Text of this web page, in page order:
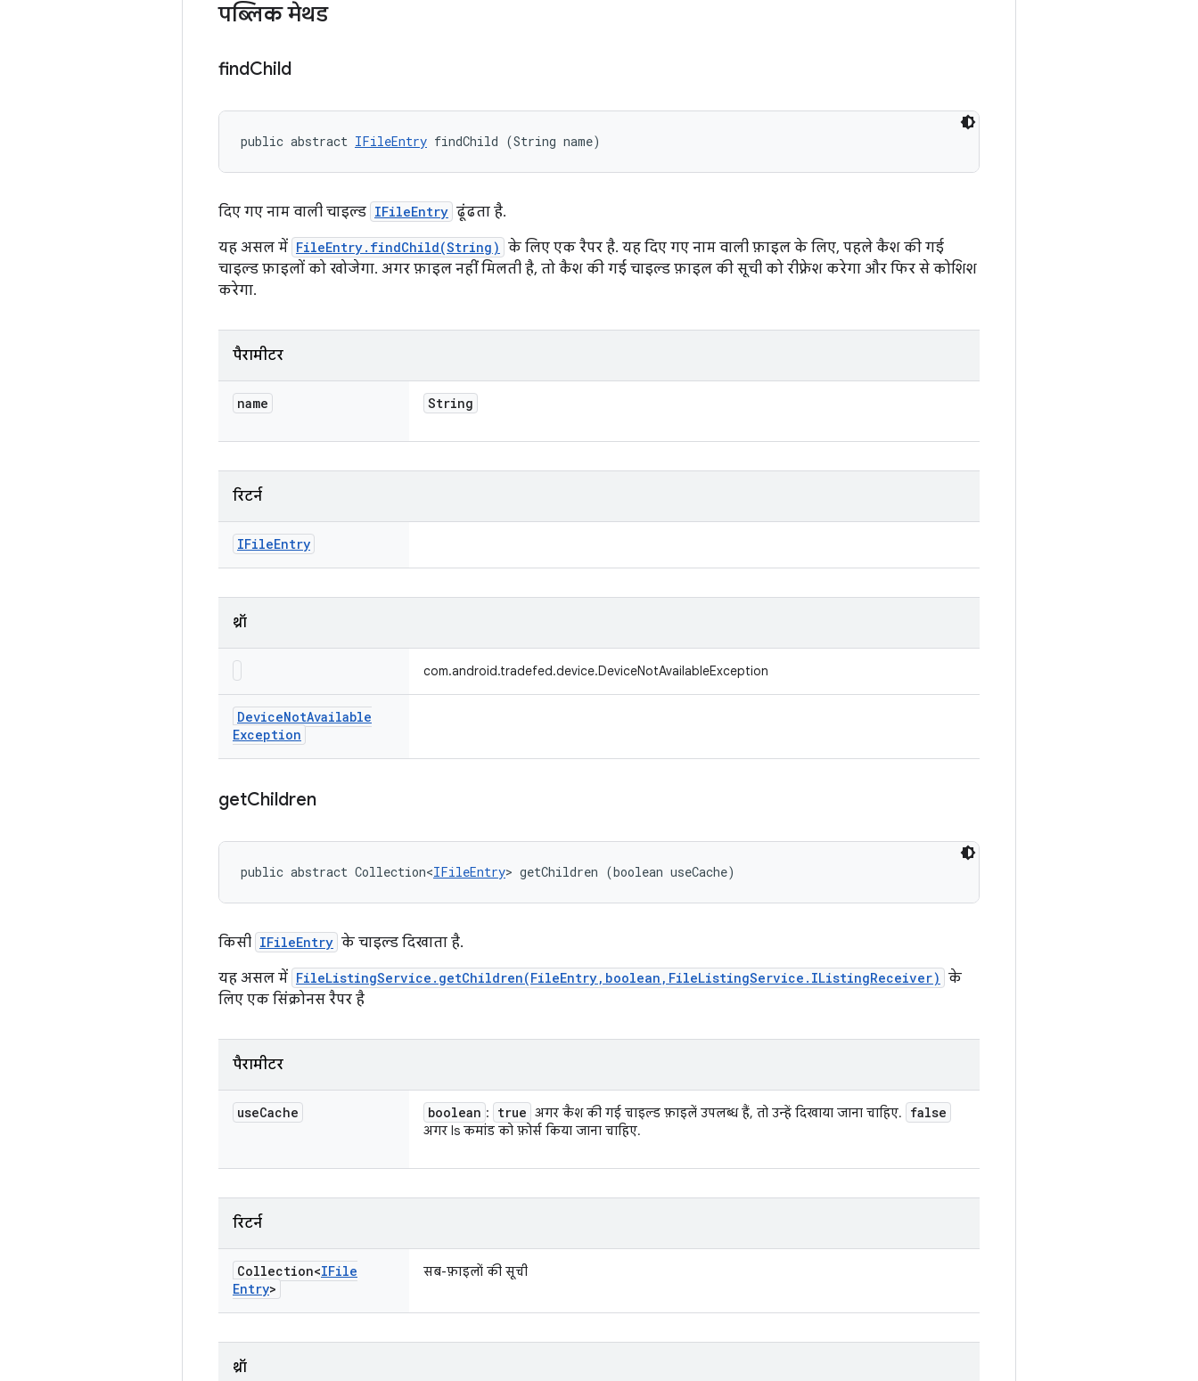
पब्लिक मेथड
findChild
public abstract IFileEntry findChild (String name)
दिए गए नाम वाली चाइल्ड IFileEntry ढूंढता है.
यह असल में FileEntry.findChild(String) के लिए एक रैपर है. यह दिए गए नाम वाली फ़ाइल के लिए, पहले कैश की गई
चाइल्ड फ़ाइलों को खोजेगा. अगर फ़ाइल नहीं मिलती है, तो कैश की गई चाइल्ड फ़ाइल की सूची को रीफ़्रेश करेगा और फिर से कोशिश
करेगा.
पैरामीटर
name String
रिटर्न
IFileEntry
थ्रॉ
com.android.tradefed.device.DeviceNotAvailableException
DeviceNotAvailable
Exception
getChildren
public abstract Collection<IFileEntry> getChildren (boolean useCache)
किसी IFileEntry के चाइल्ड दिखाता है.
यह असल में FileListingService.getChildren(FileEntry,boolean,FileListingService.IListingReceiver) के
लिए एक सिंक्रोनस रैपर है
पैरामीटर
useCache boolean : true अगर कैश की गई चाइल्ड फ़ाइलें उपलब्ध हैं, तो उन्हें दिखाया जाना चाहिए. false
अगर ls कमांड को फ़ोर्स किया जाना चाहिए.
रिटर्न
Collection<IFile
Entry>
सब-फ़ाइलों की सूची
थ्रॉ